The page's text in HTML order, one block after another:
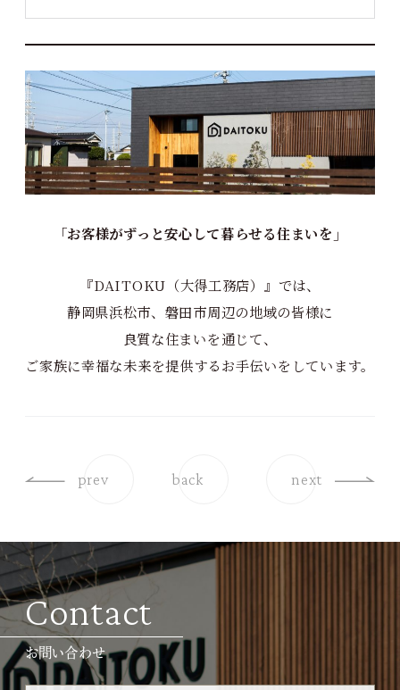
「お客様がずっと安心して暮らせる住まいを」
『DAITOKU（大得工務店）』では、
静岡県浜松市、磐田市周辺の地域の皆様に
良質な住まいを通じて、
ご家族に幸福な未来を提供するお手伝いをしています。
prev back next
Contact
お問い合わせ